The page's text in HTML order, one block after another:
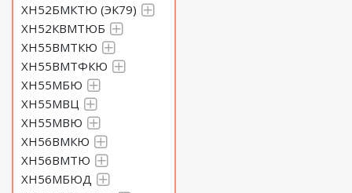
ХН52БМКТЮ (ЭК79)
ХН52КВМТЮБ
ХН55ВМТКЮ
ХН55ВМТФКЮ
ХН55МБЮ
ХН55МВЦ
ХН55МВЮ
ХН56ВМКЮ
ХН56ВМТЮ
ХН56МБЮД